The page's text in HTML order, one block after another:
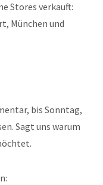
Stores verkauft:
München und
bis Sonntag,
Sagt uns warum